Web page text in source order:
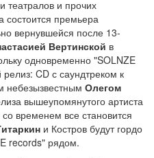
театралов и прочих
премьера
вернувшейся после 13-
Вертинской в
одновременно "SOLNZE
CD с саундтреком к
небезызвестным Олегом
вышеупомянутого артиста
временем все становится
и Костров будут гордо
records" рядом.